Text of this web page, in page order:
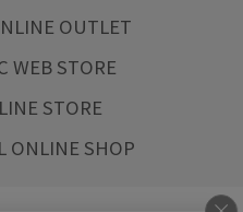
OUTLET
WEB STORE
STORE
ONLINE SHOP